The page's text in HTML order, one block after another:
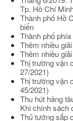
Tp. Hồ Chí
Thành phố Hồ
biển
Thành phố
Thêm nhiều
Thêm nhiều
Thị trường vận
27/2021)
Thị trường vận
45/2021)
Thu hút hãng
Khi chính sách
Thủ tướng sắp